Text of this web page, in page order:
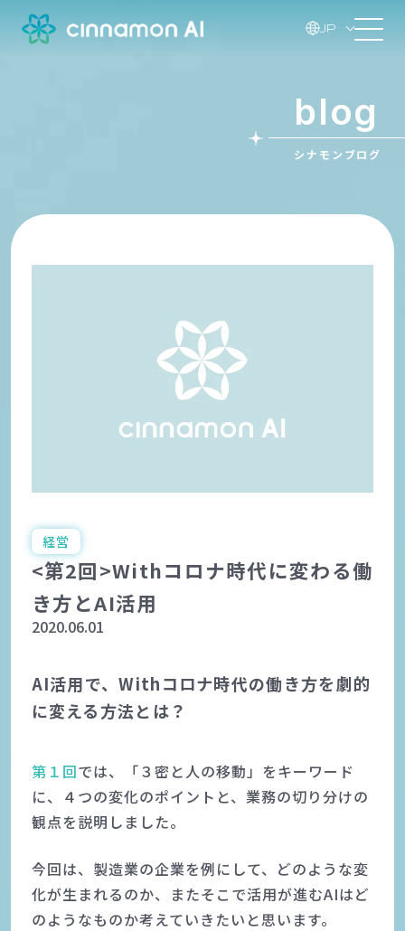
JP
blog
シナモンブログ
経営
<第2回>Withコロナ時代に変わる働
き方とAI活用
2020.06.01
AI活用で、Withコロナ時代の働き方を劇的
に変える方法とは？
第１回では、「３密と人の移動」をキーワード
に、４つの変化のポイントと、業務の切り分けの
観点を説明しました。
今回は、製造業の企業を例にして、どのような変
化が生まれるのか、またそこで活用が進むAIはど
のようなものか考えていきたいと思います。